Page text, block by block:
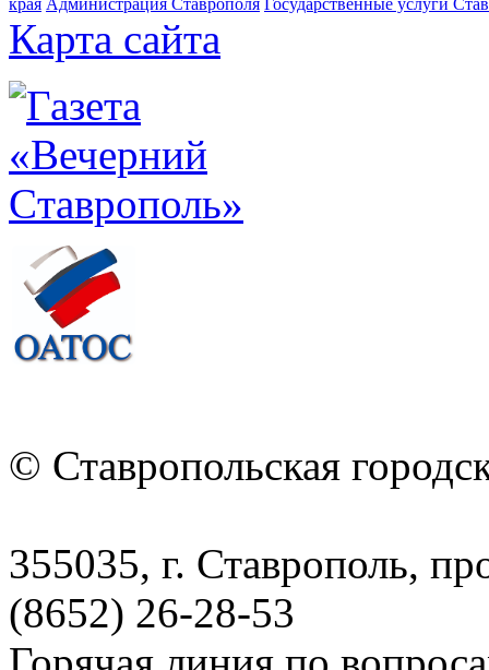
Карта сайта
© Ставропольская
355035, г. Ставрополь,
(8652) 26-28-53